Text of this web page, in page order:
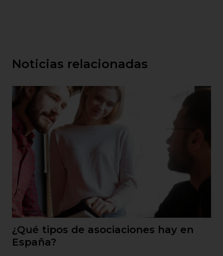
Noticias relacionadas
¿Qué tipos de asociaciones hay en
España?